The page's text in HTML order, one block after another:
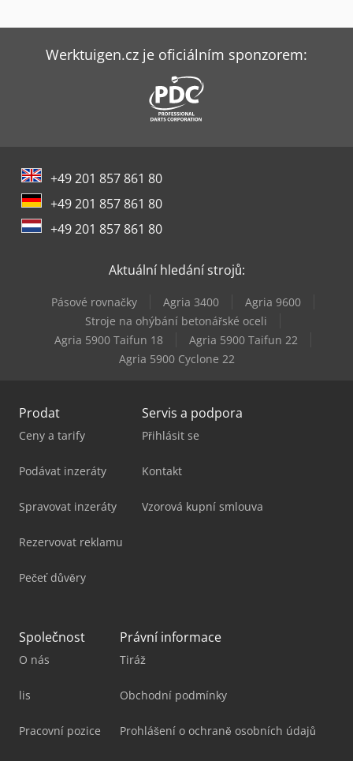
Werktuigen.cz je oficiálním sponzorem:
+49 201 857 861 80
+49 201 857 861 80
+49 201 857 861 80
Aktuální hledání strojů:
Pásové rovnačky Agria 3400
Agria 9600
Stroje na ohýbání betonářské oceli
Agria 5900 Taifun 18
Agria 5900 Taifun 22
Agria 5900 Cyclone 22
Prodat
Ceny a tarify
Podávat inzeráty
Spravovat inzeráty
Rezervovat reklamu
Pečeť důvěry
Servis a podpora
Přihlásit se
Kontakt
Vzorová kupní smlouva
Společnost
O nás
lis
Pracovní pozice
Právní informace
Tiráž
Obchodní podmínky
Prohlášení o ochraně osobních údajů